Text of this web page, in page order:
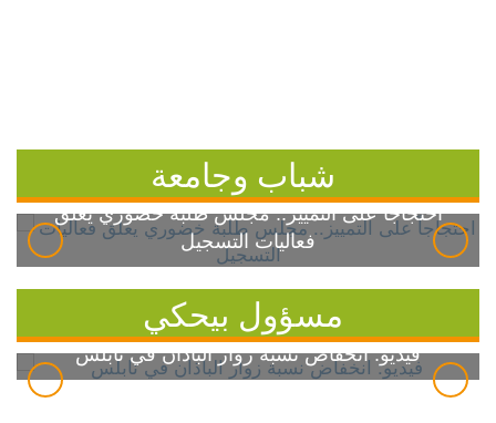
شباب وجامعة
احتجاجاً على التمييز.. مجلس طلبة خضوري يعلق
فعاليات التسجيل
مسؤول بيحكي
فيديو: انخفاض نسبة زوار الباذان في نابلس